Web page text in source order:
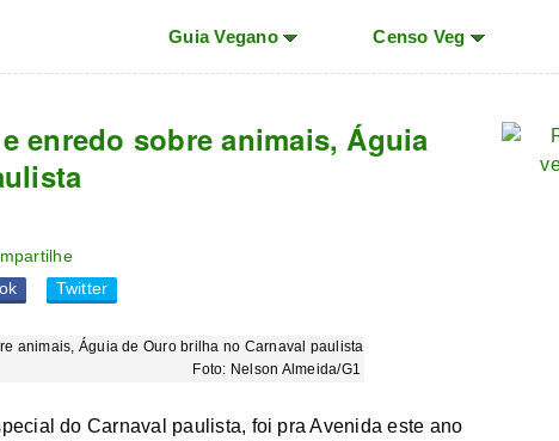
Guia Vegano Censo Veg
enredo sobre animais, Águia
Twitter
Foto: Nelson Almeida/G1
do Carnaval paulista, foi pra Avenida este ano